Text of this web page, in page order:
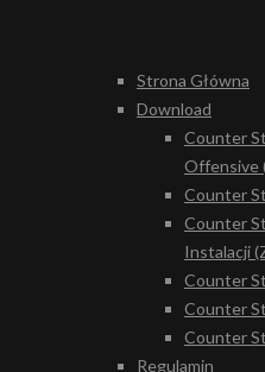
Strona Główna
Download
Counter
Offensive
Counter
Counter
Instalacji
Counter
Counter
Counter
Regulamin